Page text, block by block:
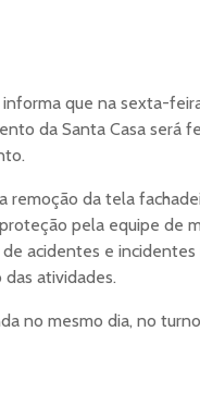
que na sexta-
da Santa Casa será
remoção da tela
pela equipe de
acidentes e
atividades.
no mesmo dia, no